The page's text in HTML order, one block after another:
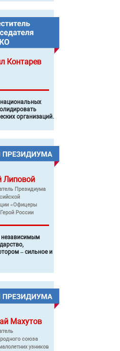
Контарев
организаций.
Липовой
Президиума
«Офицеры
России
– сильное и
Махутов
союза
узников